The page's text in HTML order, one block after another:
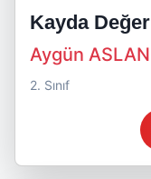
Kayda Değer
Aygün ASLAN
2. Sınıf